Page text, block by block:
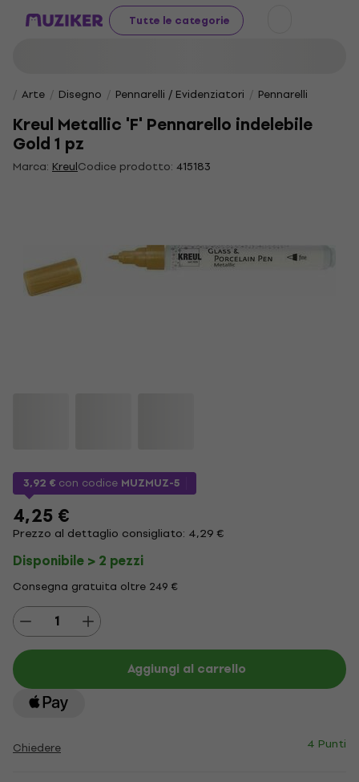
Tutte le categorie
Arte Disegno Pennarelli / Evidenziatori Pennarelli
Kreul Metallic 'F' Pennarello indelebile
Gold 1 pz
Marca: KreulCodice prodotto: 415183
3,92 € con codice MUZMUZ-5
4,25 €
Prezzo al dettaglio consigliato: 4,29 €
Disponibile > 2 pezzi
Consegna gratuita oltre 249 €
Aggiungi al carrello
Chiedere 4 Punti